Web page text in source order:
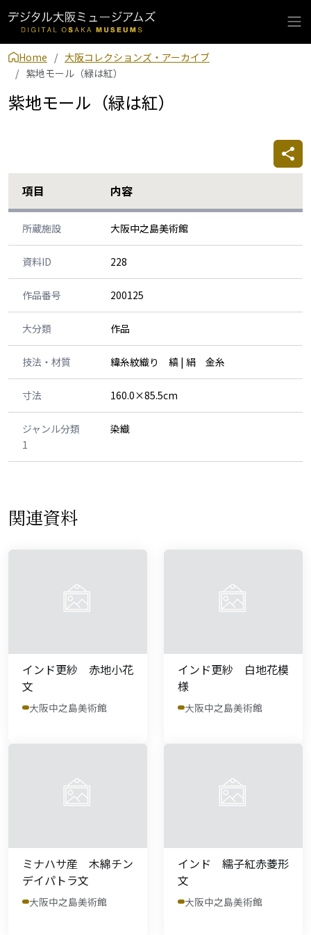
Home
大阪コレクションズ・アーカイブ
紫地モール（緑は紅）
紫地モール（緑は紅）
項目 内容
所蔵施設 大阪中之島美術館
資料ID 228
作品番号 200125
大分類 作品
技法・材質 緯糸紋織り 縞 | 絹 金糸
寸法 160.0×85.5cm
ジャンル分類
1
染織
関連資料
インド更紗 赤地小花
文
大阪中之島美術館
インド更紗 白地花模
様
大阪中之島美術館
ミナハサ産 木綿チン
デイパトラ文
大阪中之島美術館
インド 繻子紅赤菱形
文
大阪中之島美術館